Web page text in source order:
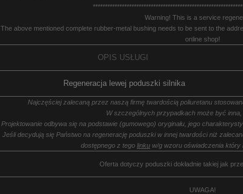
Warning! This is a service
The above mentioned complete rubber-metal bushing needs to be sent to the
online shop!
OPIS USŁUGI
Regeneracja lewej poduszki silnika
Najczęściej zalecaną przez naszą firmę twardością poliuretanu
W szczególnych przypadkach może być
Projektowanie odbywa się na podstawie (gumowego) oryginału, jego
Jeśli decydują się Państwo na regenerację poduszki w innej twardości niż
dostępnego z tego linku w/g wzoru oświadczenia który
Oferta dotyczy poduszki dokładnie takiej jak
UWAGA!